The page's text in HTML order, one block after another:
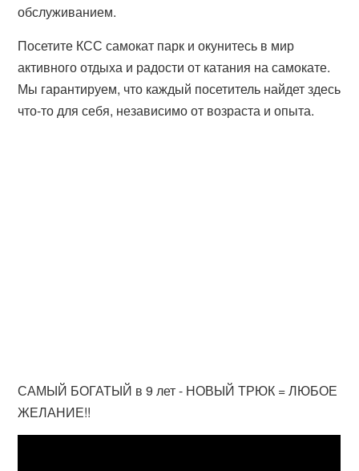
обслуживанием.
Посетите КСС самокат парк и окунитесь в мир
активного отдыха и радости от катания на самокате.
Мы гарантируем, что каждый посетитель найдет здесь
что-то для себя, независимо от возраста и опыта.
САМЫЙ БОГАТЫЙ в 9 лет - НОВЫЙ ТРЮК = ЛЮБОЕ
ЖЕЛАНИЕ!!